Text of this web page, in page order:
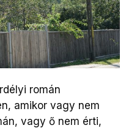
román
amikor vagy nem
vagy ő nem érti,